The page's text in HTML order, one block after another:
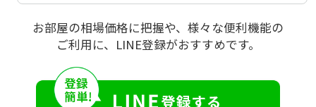
お部屋の相場価格に把握や、様々な便利機能の
ご利用に、LINE登録がおすすめです。